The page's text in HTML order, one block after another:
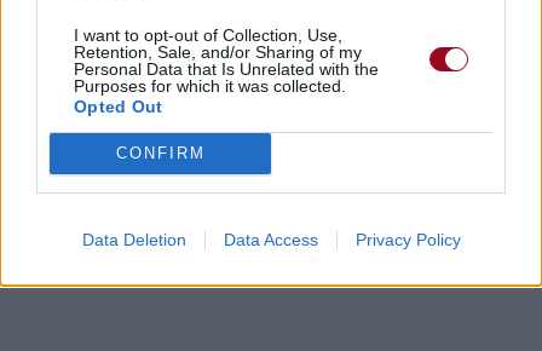
I want to opt-out of Collection, Use,
Retention, Sale, and/or Sharing of my
Personal Data that Is Unrelated with the
Purposes for which it was collected.
Opted Out
CONFIRM
Data Deletion Data Access Privacy Policy